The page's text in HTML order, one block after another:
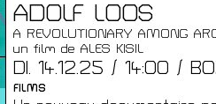
ADOLF LOOS
A REVOLUTIONARY AMONG
un film de ALES KISIL
DI. 14.12.25 / 14:00 /
FILMS
Cartes De
Saisons